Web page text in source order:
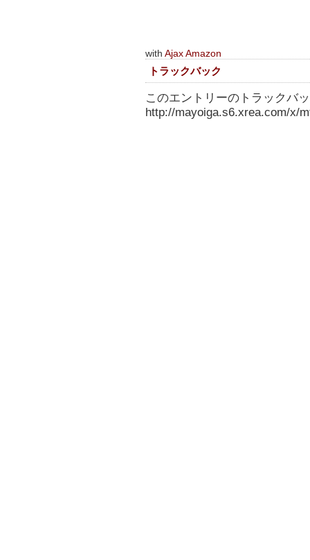
with Ajax Amazon
トラックバック
このエントリーのトラックバ
http://mayoiga.s6.xrea.com/x/